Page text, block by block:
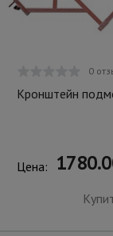
0
Кронштейн
Цена: